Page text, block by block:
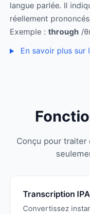
langue parlée. Il
réellement
Exemple : through /
En savoir plus sur
Conçu pour
Transcription
Convertissez